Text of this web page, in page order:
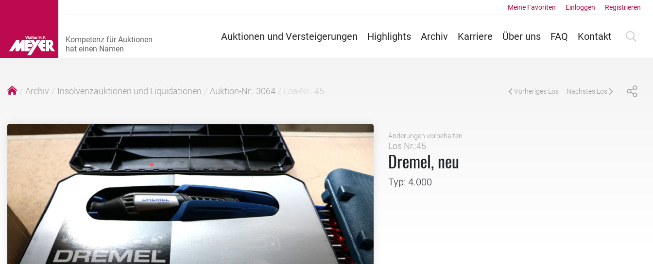
Auktionen und Versteigerungen Highlights Archiv Karriere Über uns FAQ Kontakt
Meine Favoriten Einloggen Registrieren
Archiv Insolvenzauktionen und Liquidationen Auktion-Nr.: 3064 Los-Nr.: 45 Vorheriges Los Nächstes Los
Änderungen vorbehalten
Los Nr.:45
Dremel, neu
Typ: 4.000